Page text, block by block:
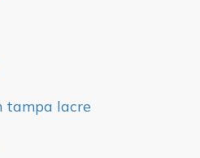
tampa lacre